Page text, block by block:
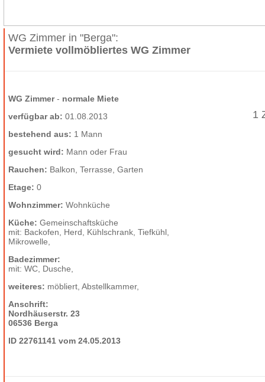
WG Zimmer in "Berga":
Vermiete vollmöbliertes WG Zimmer
WG Zimmer- normale Miete
verfügbar ab: 01.08.2013
bestehend aus: 1 Mann
gesucht wird: Mann oder Frau
Rauchen: Balkon, Terrasse, Garten
Etage: 0
Wohnzimmer: Wohnküche
Küche: Gemeinschaftsküche
mit: Backofen, Herd, Kühlschrank, Tiefkühl,
Mikrowelle,
Badezimmer:
mit: WC, Dusche,
weiteres: möbliert, Abstellkammer,
Anschrift:
Nordhäuserstr. 23
06536 Berga
ID 22761141 vom 24.05.2013
1